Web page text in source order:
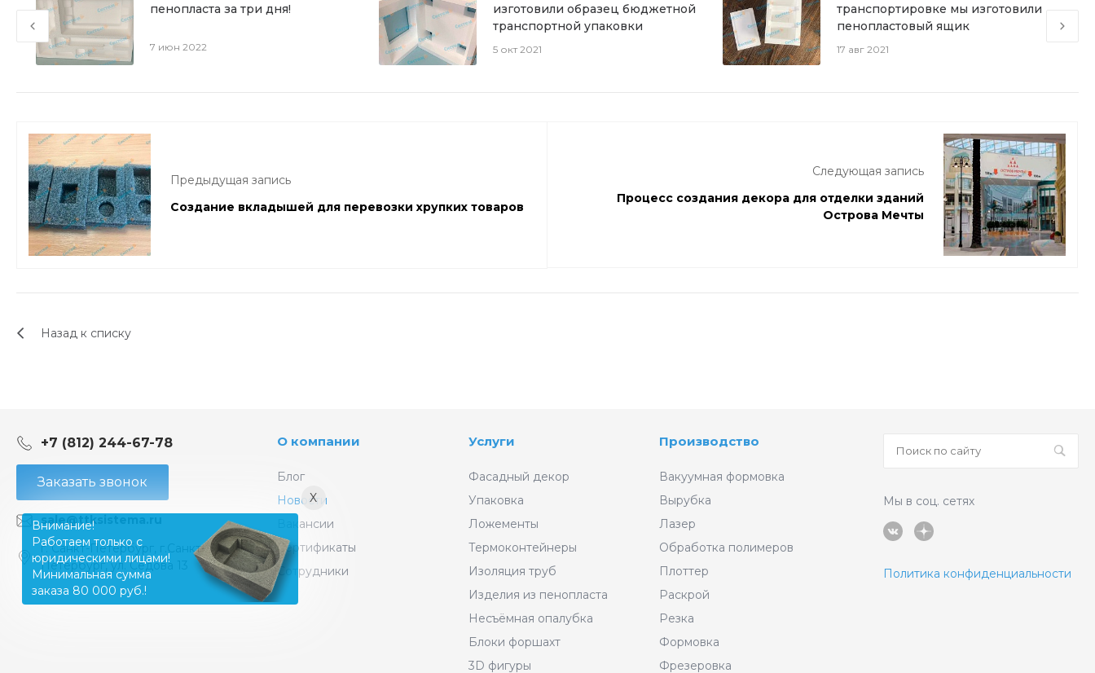
пенопласта за три дня!
7 июн 2022
изготовили образец бюджетной
транспортной упаковки
5 окт 2021
транспортировке мы изготовили
пенопластовый ящик
17 авг 2021
Предыдущая запись
Создание вкладышей для перевозки хрупких товаров
Следующая запись
Процесс создания декора для отделки зданий
Острова Мечты
Назад к списку
+7 (812) 244-67-78
Заказать звонок
sale@ttksistema.ru
г. Санкт-Петербург, г.Санкт-
Петербург, ул. Седова 13
О компании
Блог
Новости
Вакансии
Сертификаты
Сотрудники
Услуги
Фасадный декор
Упаковка
Ложементы
Термоконтейнеры
Изоляция труб
Изделия из пенопласта
Несъёмная опалубка
Блоки форшахт
3D фигуры
Производство
Вакуумная формовка
Вырубка
Лазер
Обработка полимеров
Плоттер
Раскрой
Резка
Формовка
Фрезеровка
Мы в соц. сетях
Политика конфиденциальности
X
Внимание!
Работаем только с
юридическими лицами!
Минимальная сумма
заказа 80 000 руб.!